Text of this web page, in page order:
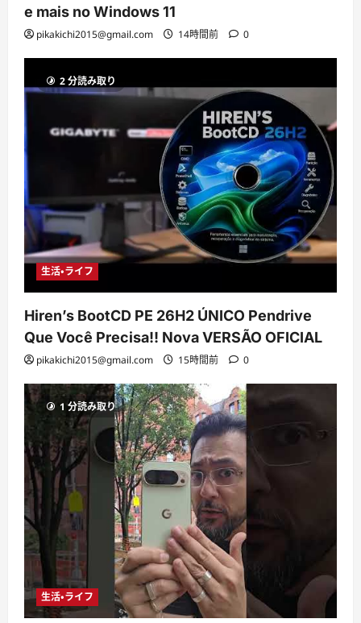
e mais no Windows 11
pikakichi2015@gmail.com 14時間前 0
2 分読み取り
生活・ライフ
Hiren’s BootCD PE 26H2 ÚNICO Pendrive
Que Você Precisa!! Nova VERSÃO OFICIAL
pikakichi2015@gmail.com 15時間前 0
1 分読み取り
生活・ライフ